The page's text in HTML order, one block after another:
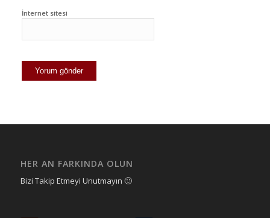
İnternet sitesi
HER AN FARKINDA OLUN
Bizi Takip Etmeyi Unutmayın 🙂